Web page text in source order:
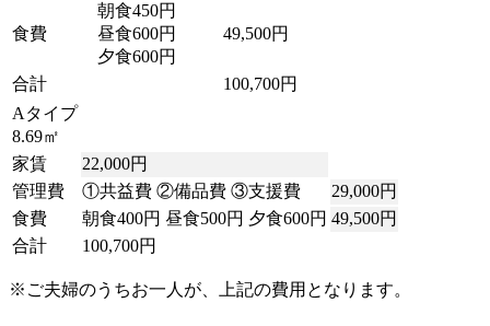
食費
朝食450円
昼食600円
夕食600円
49,500円
合計
100,700円
Aタイプ
8.69㎡
家賃
22,000円
管理費
①共益費 ②備品費 ③支援費
29,000円
食費
朝食400円 昼食500円 夕食600円 49,500円
合計
100,700円
※ご夫婦のうちお一人が、上記の費用となります。